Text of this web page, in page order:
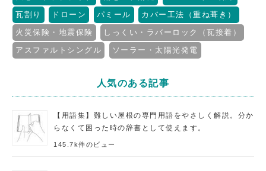
瓦割り
ドローン パミール
カバー工法（重ね葺き）
火災保険・地震保険
しっくい・ラバーロック（瓦接着）
アスファルトシングル
ソーラー・太陽光発電
人気のある記事
【用語集】難しい屋根の専門用語をやさしく解説。分か
らなくて困った時の辞書として使えます。
145.7k件のビュー